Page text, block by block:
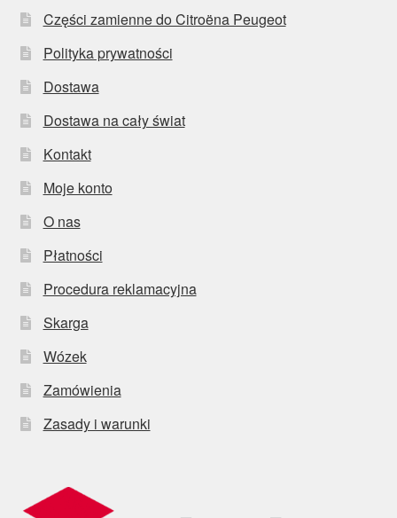
Części zamienne do Citroëna Peugeot
Polityka prywatności
Dostawa
Dostawa na cały świat
Kontakt
Moje konto
O nas
Płatności
Procedura reklamacyjna
Skarga
Wózek
Zamówienia
Zasady i warunki